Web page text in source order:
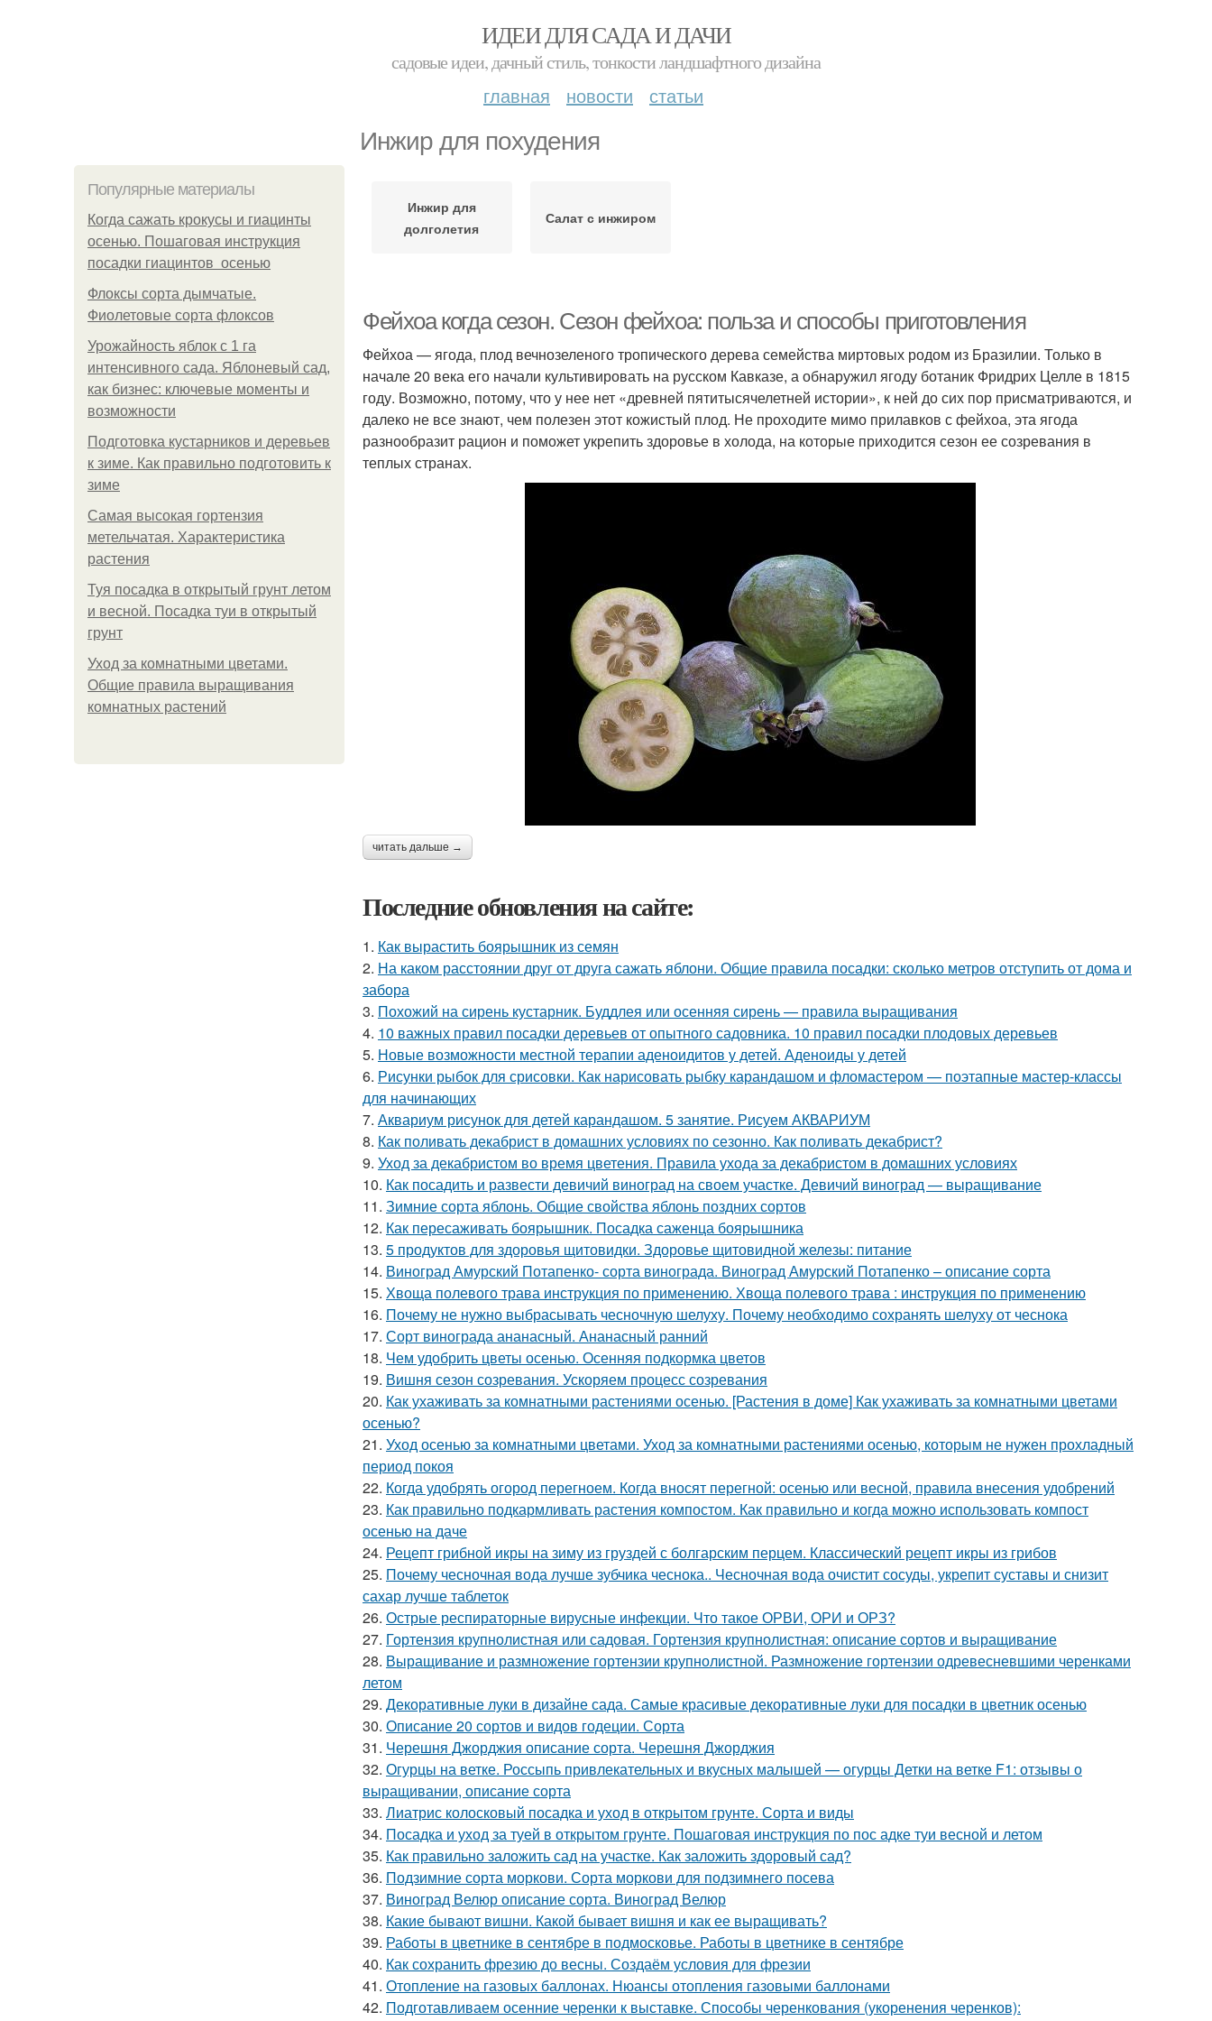
ИДЕИ ДЛЯ САДА И ДАЧИ
садовые идеи, дачный стиль, тонкости ландшафтного дизайна
главная новости статьи
Инжир для похудения
Популярные материалы
Когда сажать крокусы и гиацинты
осенью. Пошаговая инструкция
посадки гиацинтов осенью
Флоксы сорта дымчатые.
Фиолетовые сорта флоксов
Урожайность яблок с 1 га
интенсивного сада. Яблоневый сад,
как бизнес: ключевые моменты и
возможности
Подготовка кустарников и деревьев
к зиме. Как правильно подготовить к
зиме
Самая высокая гортензия
метельчатая. Характеристика
растения
Туя посадка в открытый грунт летом
и весной. Посадка туи в открытый
грунт
Уход за комнатными цветами.
Общие правила выращивания
комнатных растений
Инжир для
долголетия
Салат с инжиром
Фейхоа когда сезон. Сезон фейхоа: польза и способы приготовления
Фейхоа — ягода, плод вечнозеленого тропического дерева семейства миртовых родом из Бразилии. Только в
начале 20 века его начали культивировать на русском Кавказе, а обнаружил ягоду ботаник Фридрих Целле в 1815
году. Возможно, потому, что у нее нет «древней пятитысячелетней истории», к ней до сих пор присматриваются, и
далеко не все знают, чем полезен этот кожистый плод. Не проходите мимо прилавков с фейхоа, эта ягода
разнообразит рацион и поможет укрепить здоровье в холода, на которые приходится сезон ее созревания в
теплых странах.
читать дальше →
Последние обновления на сайте:
1. Как вырастить боярышник из семян
2. На каком расстоянии друг от друга сажать яблони. Общие правила посадки: сколько метров отступить от дома и
забора
3. Похожий на сирень кустарник. Буддлея или осенняя сирень — правила выращивания
4. 10 важных правил посадки деревьев от опытного садовника. 10 правил посадки плодовых деревьев
5. Новые возможности местной терапии аденоидитов у детей. Аденоиды у детей
6. Рисунки рыбок для срисовки. Как нарисовать рыбку карандашом и фломастером — поэтапные мастер-классы
для начинающих
7. Аквариум рисунок для детей карандашом. 5 занятие. Рисуем АКВАРИУМ
8. Как поливать декабрист в домашних условиях по сезонно. Как поливать декабрист?
9. Уход за декабристом во время цветения. Правила ухода за декабристом в домашних условиях
10. Как посадить и развести девичий виноград на своем участке. Девичий виноград — выращивание
11. Зимние сорта яблонь. Общие свойства яблонь поздних сортов
12. Как пересаживать боярышник. Посадка саженца боярышника
13. 5 продуктов для здоровья щитовидки. Здоровье щитовидной железы: питание
14. Виноград Амурский Потапенко- сорта винограда. Виноград Амурский Потапенко – описание сорта
15. Хвоща полевого трава инструкция по применению. Хвоща полевого трава : инструкция по применению
16. Почему не нужно выбрасывать чесночную шелуху. Почему необходимо сохранять шелуху от чеснока
17. Сорт винограда ананасный. Ананасный ранний
18. Чем удобрить цветы осенью. Осенняя подкормка цветов
19. Вишня сезон созревания. Ускоряем процесс созревания
20. Как ухаживать за комнатными растениями осенью. [Растения в доме] Как ухаживать за комнатными цветами
осенью?
21. Уход осенью за комнатными цветами. Уход за комнатными растениями осенью, которым не нужен прохладный
период покоя
22. Когда удобрять огород перегноем. Когда вносят перегной: осенью или весной, правила внесения удобрений
23. Как правильно подкармливать растения компостом. Как правильно и когда можно использовать компост
осенью на даче
24. Рецепт грибной икры на зиму из груздей с болгарским перцем. Классический рецепт икры из грибов
25. Почему чесночная вода лучше зубчика чеснока.. Чесночная вода очистит сосуды, укрепит суставы и снизит
сахар лучше таблеток
26. Острые респираторные вирусные инфекции. Что такое ОРВИ, ОРИ и ОРЗ?
27. Гортензия крупнолистная или садовая. Гортензия крупнолистная: описание сортов и выращивание
28. Выращивание и размножение гортензии крупнолистной. Размножение гортензии одревесневшими черенками
летом
29. Декоративные луки в дизайне сада. Самые красивые декоративные луки для посадки в цветник осенью
30. Описание 20 сортов и видов годеции. Сорта
31. Черешня Джорджия описание сорта. Черешня Джорджия
32. Огурцы на ветке. Россыпь привлекательных и вкусных малышей — огурцы Детки на ветке F1: отзывы о
выращивании, описание сорта
33. Лиатрис колосковый посадка и уход в открытом грунте. Сорта и виды
34. Посадка и уход за туей в открытом грунте. Пошаговая инструкция по пос адке туи весной и летом
35. Как правильно заложить сад на участке. Как заложить здоровый сад?
36. Подзимние сорта моркови. Сорта моркови для подзимнего посева
37. Виноград Велюр описание сорта. Виноград Велюр
38. Какие бывают вишни. Какой бывает вишня и как ее выращивать?
39. Работы в цветнике в сентябре в подмосковье. Работы в цветнике в сентябре
40. Как сохранить фрезию до весны. Создаём условия для фрезии
41. Отопление на газовых баллонах. Нюансы отопления газовыми баллонами
42. Подготавливаем осенние черенки к выставке. Способы черенкования (укоренения черенков):